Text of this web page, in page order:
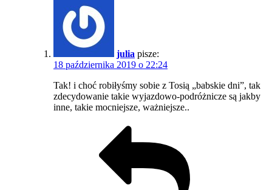
julia pisze:
18 października 2019 o 22:24
Tak! i choć robiłyśmy sobie z Tosią „babskie dni”, tak
zdecydowanie takie wyjazdowo-podróżnicze są jakby
inne, takie mocniejsze, ważniejsze..